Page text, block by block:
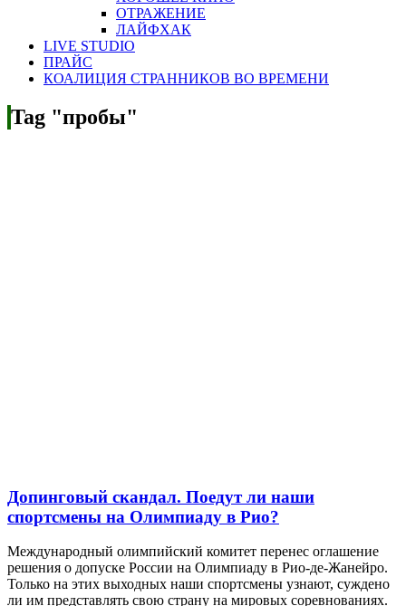
ОТРАЖЕНИЕ
ЛАЙФХАК
LIVE STUDIO
ПРАЙС
КОАЛИЦИЯ СТРАННИКОВ ВО ВРЕМЕНИ
Tag "пробы"
Допинговый скандал. Поедут ли наши
спортсмены на Олимпиаду в Рио?
Международный олимпийский комитет перенес оглашение
решения о допуске России на Олимпиаду в Рио-де-Жанейро.
Только на этих выходных наши спортсмены узнают, суждено
ли им представлять свою страну на мировых соревнованиях.